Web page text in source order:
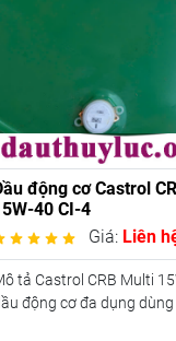
động cơ Castrol
40 CI-4
Giá: Liên
tả Castrol CRB Multi
động cơ đa dụng dùng